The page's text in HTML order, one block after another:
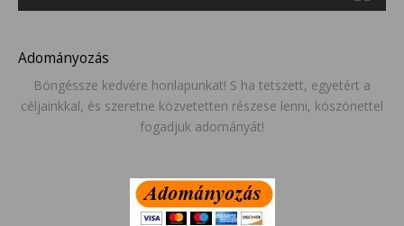
Adományozás
Böngéssze kedvére honlapunkat! S ha tetszett, egyetért a
céljainkkal, és szeretne közvetetten részese lenni, köszönettel
fogadjuk adományát!